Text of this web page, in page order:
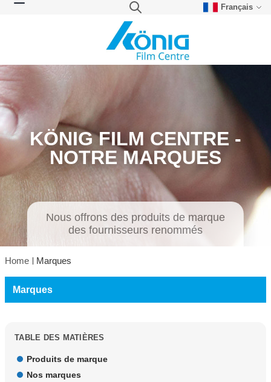
Search
Français
KÖNIG FILM CENTRE -
NOTRE MARQUES
Nous offrons des produits de marque
des fournisseurs renommés
Home Marques
Marques
TABLE DES MATIÈRES
Produits de marque
Nos marques